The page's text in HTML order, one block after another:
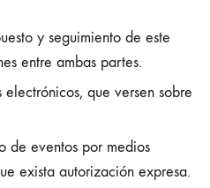
y seguimiento de este
entre ambas partes.
electrónicos, que versen sobre
de eventos por medios
exista autorización expresa.